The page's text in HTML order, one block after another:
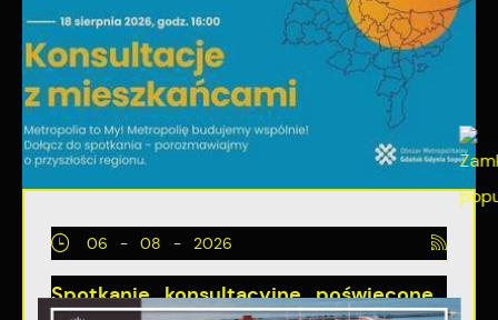
06 - 08 - 2026
Spotkanie konsultacyjne poświęcone